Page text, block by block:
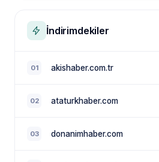
İndirimdekiler
01 akishaber.com.tr
02 ataturkhaber.com
03 donanimhaber.com